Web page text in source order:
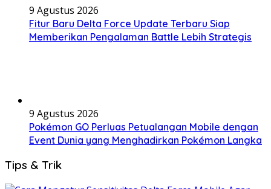
9 Agustus 2026
Fitur Baru Delta Force Update Terbaru Siap
Memberikan Pengalaman Battle Lebih Strategis
9 Agustus 2026
Pokémon GO Perluas Petualangan Mobile dengan
Event Dunia yang Menghadirkan Pokémon Langka
Tips & Trik